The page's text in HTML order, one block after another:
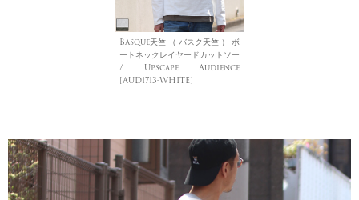
Basque天竺 （ バスク天竺 ） ボ
ートネックレイヤードカットソー
/ Upscape Audience
[AUD1713-WHITE]